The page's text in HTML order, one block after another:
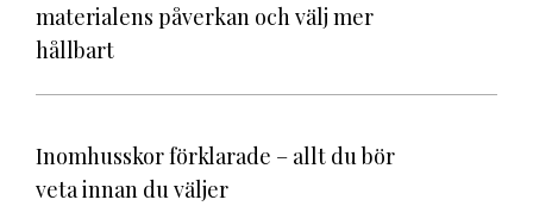
materialens påverkan och välj mer
hållbart
Inomhusskor förklarade – allt du bör
veta innan du väljer